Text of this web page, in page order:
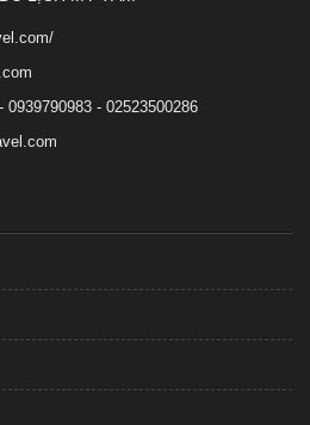
0939790983 - 02523500286